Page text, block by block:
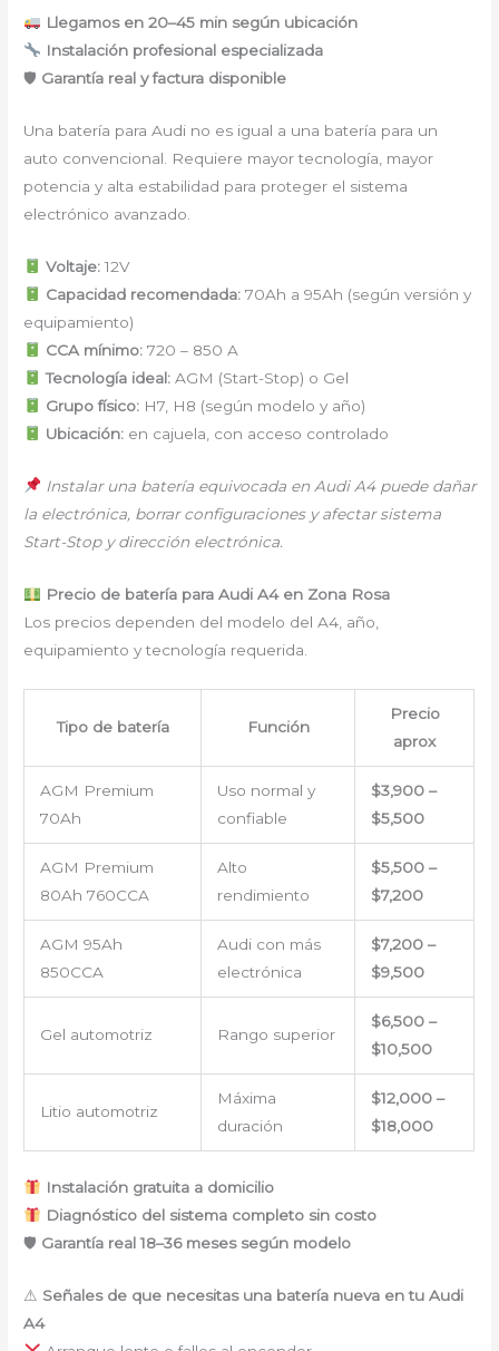
Llegamos en 20–45 min según ubicación
Instalación profesional especializada
🛡 Garantía real y factura disponible
Una batería para Audi no es igual a una batería para un
auto convencional. Requiere mayor tecnología, mayor
potencia y alta estabilidad para proteger el sistema
electrónico avanzado.
Voltaje:12V
Capacidad recomendada:70Ah a 95Ah (según versión y
equipamiento)
CCA mínimo:720 – 850 A
Tecnología ideal:AGM (Start-Stop) o Gel
Grupo físico:H7, H8 (según modelo y año)
Ubicación:en cajuela, con acceso controlado
Instalar una batería equivocada en Audi A4 puede dañar
la electrónica, borrar configuraciones y afectar sistema
Start-Stop y dirección electrónica.
Precio de batería para Audi A4 en Zona Rosa
Los precios dependen del modelo del A4, año,
equipamiento y tecnología requerida.
Tipo de batería Función
Precio
aprox
AGM Premium
70Ah
Uso normal y
confiable
$3,900 –
$5,500
AGM Premium
80Ah 760CCA
Alto
rendimiento
$5,500 –
$7,200
AGM 95Ah
850CCA
Audi con más
electrónica
$7,200 –
$9,500
Gel automotriz Rango superior
$6,500 –
$10,500
Litio automotriz
Máxima
duración
$12,000 –
$18,000
Instalación gratuita a domicilio
Diagnóstico del sistema completo sin costo
🛡 Garantía real 18–36 meses según modelo
⚠ Señales de que necesitas una batería nueva en tu Audi
A4